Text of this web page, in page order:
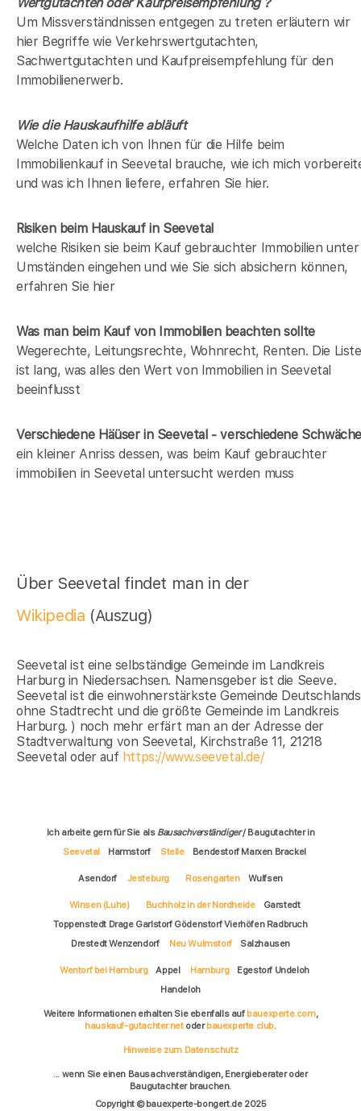
Wertgutachten oder Kaufpreisempfehlung ?
Um Missverständnissen entgegen zu treten erläutern wir
hier Begriffe wie Verkehrswertgutachten,
Sachwertgutachten und Kaufpreisempfehlung für den
Immobilienerwerb.
Wie die Hauskaufhilfe abläuft
Welche Daten ich von Ihnen für die Hilfe beim
Immobilienkauf in Seevetal brauche, wie ich mich
und was ich Ihnen liefere, erfahren Sie hier.
Risiken beim Hauskaufin Seevetal
welche Risiken sie beim Kauf gebrauchter Immobilien unter
Umständen eingehen und wie Sie sich absichern können,
erfahren Sie hier
Was man beim Kauf von Immobilien beachten sollte
Wegerechte, Leitungsrechte, Wohnrecht, Renten. Die Liste
ist lang, was alles den Wert von Immobilien in Seevetal
beeinflusst
Verschiedene Häüser in Seevetal - verschiedene
ein kleiner Anriss dessen, was beim Kauf gebrauchter
immobilien in Seevetal untersucht werden muss
Über Seevetal findet man in der
Wikipedia (Auszug)
Seevetal ist eine selbständige Gemeinde im Landkreis
Harburg in Niedersachsen. Namensgeber ist die Seeve.
Seevetal ist die einwohnerstärkste Gemeinde Deutschlands
ohne Stadtrecht und die größte Gemeinde im Landkreis
Harburg. ) noch mehr erfärt man an der Adresse der
Stadtverwaltung von Seevetal, Kirchstraße 11, 21218
Seevetal oder auf https://www.seevetal.de/
Ich arbeite gern für Sie als Bausachverständiger/ Baugutachter in
Seevetal
Harmstorf Stelle Bendestorf Marxen Brackel
Asendorf Jesteburg Rosengarten Wulfsen
Winsen (Luhe) Buchholz in der Nordheide
Garstedt
Toppenstedt Drage Garlstorf Gödenstorf Vierhöfen Radbruch
Drestedt Wenzendorf
Neu Wulmstorf Salzhausen
Wentorf bei Hamburg Appel Hamburg
Egestorf Undeloh
Handeloh
Weitere Informationen erhalten Sie ebenfalls auf bauexperte.com,
hauskauf-gutachter.netoderbauexperte.club.
Hinweise zum Datenschutz
... wenn Sie einen Bausachverständigen, Energieberater oder
Baugutachter brauchen.
Copyright © bauexperte-bongert.de 2025